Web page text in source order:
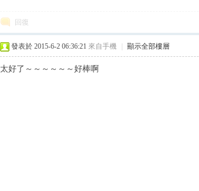
回復
發表於 2015-6-2 06:36:21 來自手機 顯示全部樓層
太好了～～～～～～好棒啊